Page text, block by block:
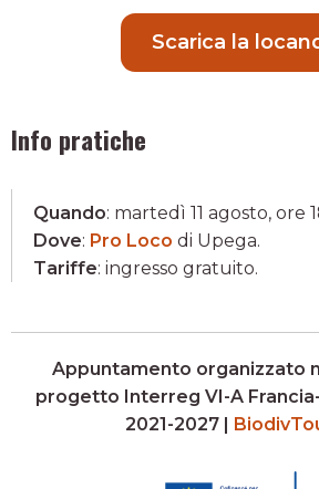
Scarica la
Info pratiche
Quando: martedì 11 agosto, ore
Dove: Pro Loco di Upega.
Tariffe: ingresso gratuito.
Appuntamento organizzato
progetto Interreg VI-A
2021-2027 |